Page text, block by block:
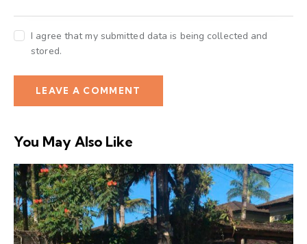
I agree that my submitted data is being collected and
stored.
You May Also Like